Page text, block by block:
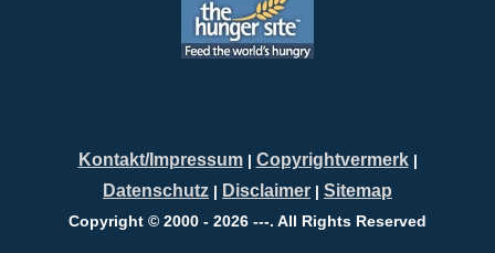
Kontakt/Impressum| Copyrightvermerk|
Datenschutz | Disclaimer | Sitemap
Copyright © 2000 - 2026 ---. All Rights Reserved